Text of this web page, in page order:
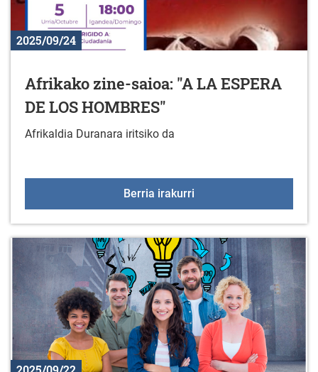
2025/09/24
Afrikako zine-saioa: "A LA ESPERA
DE LOS HOMBRES"
Afrikaldia Duranara iritsiko da
Berria irakurri